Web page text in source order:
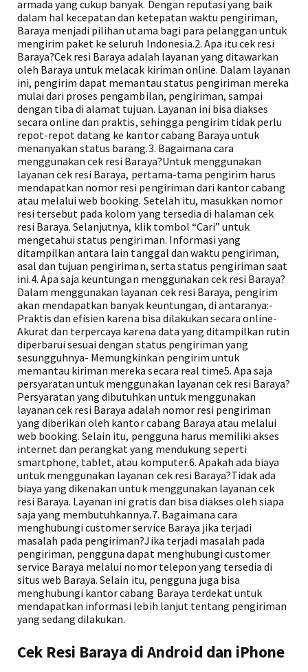
armada yang cukup banyak. Dengan reputasi yang baik
dalam hal kecepatan dan ketepatan waktu pengiriman,
Baraya menjadi pilihan utama bagi para pelanggan untuk
mengirim paket ke seluruh Indonesia.2. Apa itu cek resi
Baraya?Cek resi Baraya adalah layanan yang ditawarkan
oleh Baraya untuk melacak kiriman online. Dalam layanan
ini, pengirim dapat memantau status pengiriman mereka
mulai dari proses pengambilan, pengiriman, sampai
dengan tiba di alamat tujuan. Layanan ini bisa diakses
secara online dan praktis, sehingga pengirim tidak perlu
repot-repot datang ke kantor cabang Baraya untuk
menanyakan status barang.3. Bagaimana cara
menggunakan cek resi Baraya?Untuk menggunakan
layanan cek resi Baraya, pertama-tama pengirim harus
mendapatkan nomor resi pengiriman dari kantor cabang
atau melalui web booking. Setelah itu, masukkan nomor
resi tersebut pada kolom yang tersedia di halaman cek
resi Baraya. Selanjutnya, klik tombol “Cari” untuk
mengetahui status pengiriman. Informasi yang
ditampilkan antara lain tanggal dan waktu pengiriman,
asal dan tujuan pengiriman, serta status pengiriman saat
ini.4. Apa saja keuntungan menggunakan cek resi Baraya?
Dalam menggunakan layanan cek resi Baraya, pengirim
akan mendapatkan banyak keuntungan, di antaranya:-
Praktis dan efisien karena bisa dilakukan secara online-
Akurat dan terpercaya karena data yang ditampilkan rutin
diperbarui sesuai dengan status pengiriman yang
sesungguhnya- Memungkinkan pengirim untuk
memantau kiriman mereka secara real time5. Apa saja
persyaratan untuk menggunakan layanan cek resi Baraya?
Persyaratan yang dibutuhkan untuk menggunakan
layanan cek resi Baraya adalah nomor resi pengiriman
yang diberikan oleh kantor cabang Baraya atau melalui
web booking. Selain itu, pengguna harus memiliki akses
internet dan perangkat yang mendukung seperti
smartphone, tablet, atau komputer.6. Apakah ada biaya
untuk menggunakan layanan cek resi Baraya?Tidak ada
biaya yang dikenakan untuk menggunakan layanan cek
resi Baraya. Layanan ini gratis dan bisa diakses oleh siapa
saja yang membutuhkannya.7. Bagaimana cara
menghubungi customer service Baraya jika terjadi
masalah pada pengiriman?Jika terjadi masalah pada
pengiriman, pengguna dapat menghubungi customer
service Baraya melalui nomor telepon yang tersedia di
situs web Baraya. Selain itu, pengguna juga bisa
menghubungi kantor cabang Baraya terdekat untuk
mendapatkan informasi lebih lanjut tentang pengiriman
yang sedang dilakukan.
Cek Resi Baraya di Android dan iPhone